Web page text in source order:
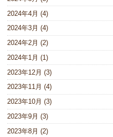
2024年4月 (4)
2024年3月 (4)
2024年2月 (2)
2024年1月 (1)
2023年12月 (3)
2023年11月 (4)
2023年10月 (3)
2023年9月 (3)
2023年8月 (2)